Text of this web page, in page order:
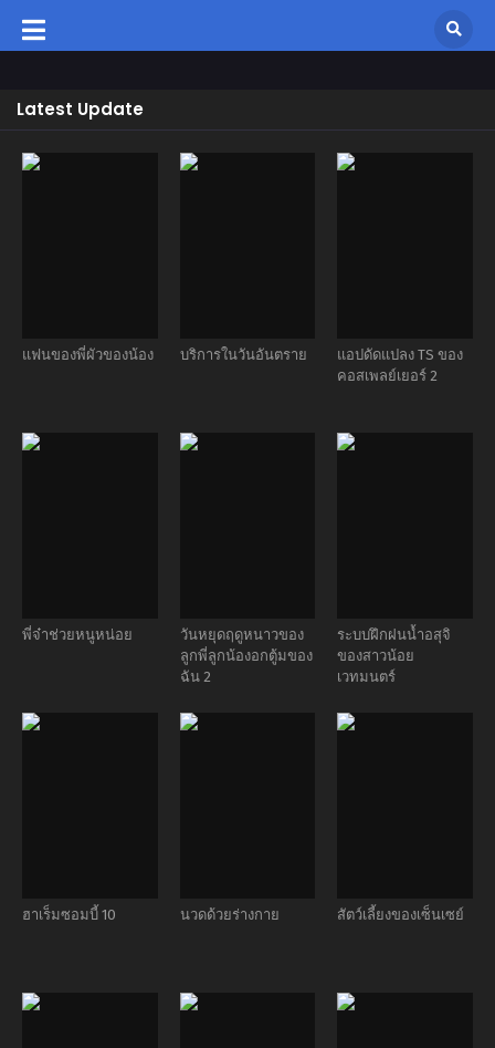
Latest Update
แฟนของพี่ผัวของน้อง บริการในวันอันตราย
แอปดัดแปลง TS ของ
คอสเพลย์เยอร์ 2
พี่จ๋าช่วยหนูหน่อย
วันหยุดฤดูหนาวของ
ลูกพี่ลูกน้องอกตู้มของ
ฉัน 2
ระบบฝึกฝนน้ำอสุจิ
ของสาวน้อย
เวทมนตร์
ฮาเร็มซอมบี้ 10 นวดด้วยร่างกาย สัตว์เลี้ยงของเซ็นเซย์